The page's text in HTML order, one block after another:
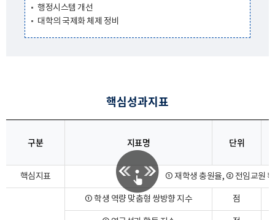
행정시스템 개선
대학의 국제화 체제 정비
핵심성과지표
구분 지표명 단위
핵심지표 ① 재학생 충원율, ② 전임교원
① 학생 역량 맞춤형 쌍방향 지수 점